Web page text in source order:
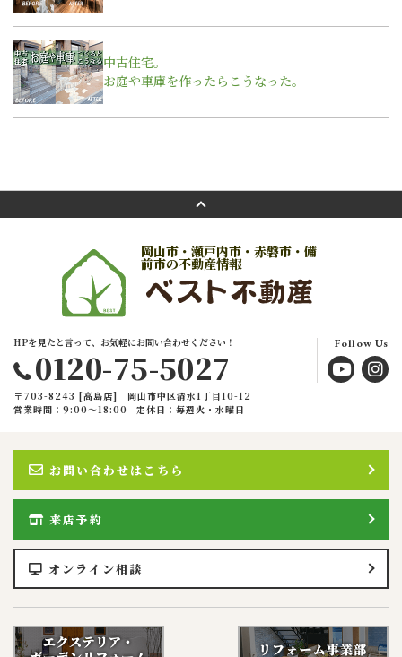
中古住宅。
お庭や車庫を作ったらこうなった。
岡山市・瀬戸内市・赤磐市・備
前市の不動産情報
HPを見たと言って、お気軽にお問い合わせください！
0120-75-5027
Follow Us
〒703-8243 [高島店] 岡山市中区清水1丁目10-12
営業時間：9:00〜18:00
定休日：毎週火・水曜日
お問い合わせはこちら
来店予約
オンライン相談